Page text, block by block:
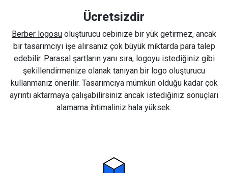
Ücretsizdir
Berber logosu oluşturucu cebinize bir yük getirmez, ancak
bir tasarımcıyı işe alırsanız çok büyük miktarda para talep
edebilir. Parasal şartların yanı sıra, logoyu istediğiniz gibi
şekillendirmenize olanak tanıyan bir logo oluşturucu
kullanmanız önerilir. Tasarımcıya mümkün olduğu kadar çok
ayrıntı aktarmaya çalışabilirsiniz ancak istediğiniz sonuçları
alamama ihtimaliniz hala yüksek.